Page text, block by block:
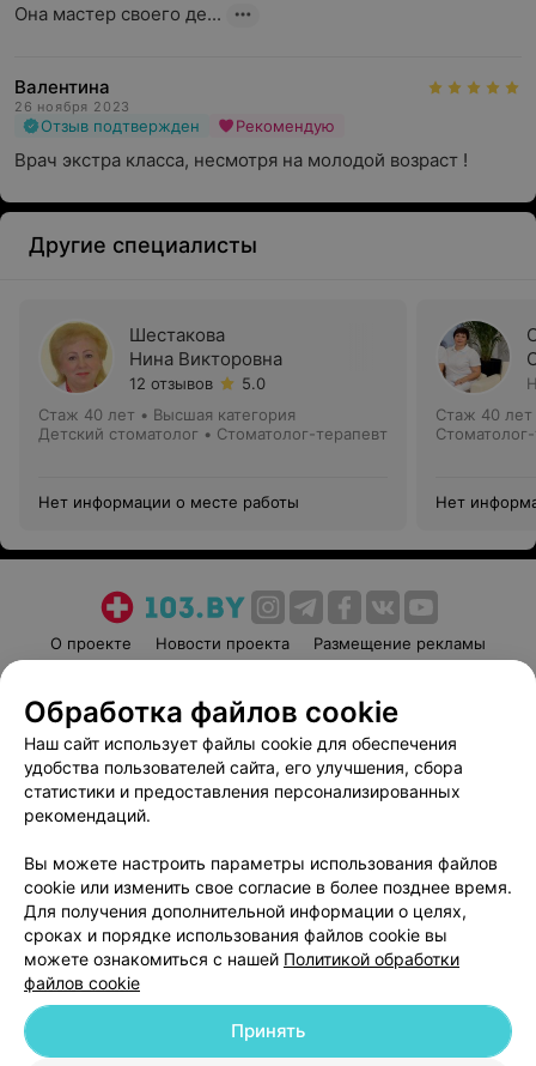
Она мастер своего де...
Валентина
26 ноября 2023
Отзыв подтвержден Рекомендую
Врач экстра класса, несмотря на молодой возраст !
Другие специалисты
Шестакова
Нина Викторовна
12 отзывов
5.0
Стаж 40 лет • Высшая категория
Детский стоматолог • Стоматолог-терапевт
Нет информации о месте работы
Стаж 40 лет
Нет
О проекте Новости проекта
Размещение рекламы
Пользовательское соглашение
Способы оплаты
Вакансии
Партнеры
Написать руководителю 103.by
Обработка персональных данных
© 2026 ООО «Артокс Лаб», УНП 191700409
| 220012, Республика Беларусь,
Обработка файлов cookie
Наш сайт использует файлы cookie для обеспечения
удобства пользователей сайта, его улучшения, сбора
статистики и предоставления персонализированных
рекомендаций.
Вы можете настроить параметры использования файлов
cookie или изменить свое согласие в более позднее время.
Для получения дополнительной информации о целях,
сроках и порядке использования файлов cookie вы
можете ознакомиться с нашей Политикой обработки
файлов cookie
Принять